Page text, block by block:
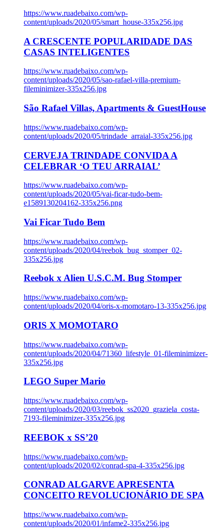
https://www.ruadebaixo.com/wp-
content/uploads/2020/05/smart_house-335x256.jpg
A CRESCENTE POPULARIDADE DAS
CASAS INTELIGENTES
https://www.ruadebaixo.com/wp-
content/uploads/2020/05/sao-rafael-villa-premium-
fileminimizer-335x256.jpg
São Rafael Villas, Apartments & GuestHouse
https://www.ruadebaixo.com/wp-
content/uploads/2020/05/trindade_arraial-335x256.jpg
CERVEJA TRINDADE CONVIDA A
CELEBRAR ‘O TEU ARRAIAL’
https://www.ruadebaixo.com/wp-
content/uploads/2020/05/vai-ficar-tudo-bem-
e1589130204162-335x256.png
Vai Ficar Tudo Bem
https://www.ruadebaixo.com/wp-
content/uploads/2020/04/reebok_bug_stomper_02-
335x256.jpg
Reebok x Alien U.S.C.M. Bug Stomper
https://www.ruadebaixo.com/wp-
content/uploads/2020/04/oris-x-momotaro-13-335x256.jpg
ORIS X MOMOTARO
https://www.ruadebaixo.com/wp-
content/uploads/2020/04/71360_lifestyle_01-fileminimizer-
335x256.jpg
LEGO Super Mario
https://www.ruadebaixo.com/wp-
content/uploads/2020/03/reebok_ss2020_graziela_costa-
7193-fileminimizer-335x256.jpg
REEBOK x SS’20
https://www.ruadebaixo.com/wp-
content/uploads/2020/02/conrad-spa-4-335x256.jpg
CONRAD ALGARVE APRESENTA
CONCEITO REVOLUCIONÁRIO DE SPA
https://www.ruadebaixo.com/wp-
content/uploads/2020/01/infame2-335x256.jpg